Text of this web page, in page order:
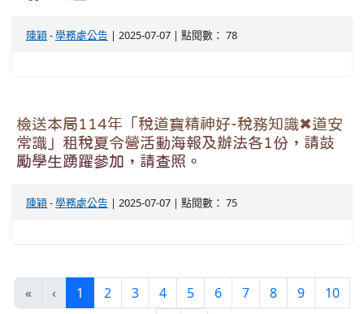
陳穎-學務處公告 | 2025-07-07 | 點閱數： 78
檢送本局114年「稅道寶精神好-稅務知識✖道安
常識」租稅夏令營活動海報及辦法各1份，請鼓
勵學生踴躍參加，請查照。
陳穎-學務處公告 | 2025-07-07 | 點閱數： 75
« ‹ 1 (current)
2 3 4 5 6 7 8 9
10